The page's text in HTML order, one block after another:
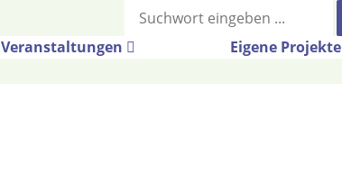
Suche
Veranstaltungen Eigene Projekte